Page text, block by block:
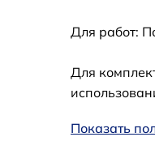
Замена
Для работ:
Для
Показать